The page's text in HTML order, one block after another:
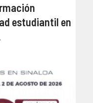
estudiantil en